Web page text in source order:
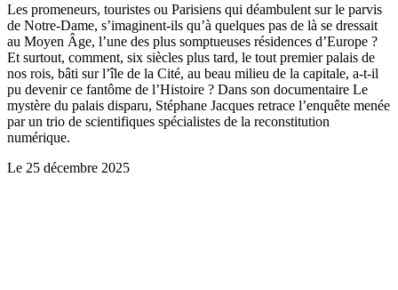
Les promeneurs, touristes ou Parisiens qui déambulent sur le parvis
de Notre-Dame, s’imaginent-ils qu’à quelques pas de là se dressait
au Moyen Âge, l’une des plus somptueuses résidences d’Europe ?
Et surtout, comment, six siècles plus tard, le tout premier palais de
nos rois, bâti sur l’île de la Cité, au beau milieu de la capitale, a-t-il
pu devenir ce fantôme de l’Histoire ? Dans son documentaire Le
mystère du palais disparu, Stéphane Jacques retrace l’enquête menée
par un trio de scientifiques spécialistes de la reconstitution
numérique.
Le 25 décembre 2025